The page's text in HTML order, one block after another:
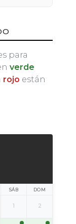
para
verde
rojo están
SÁB DOM
1 2